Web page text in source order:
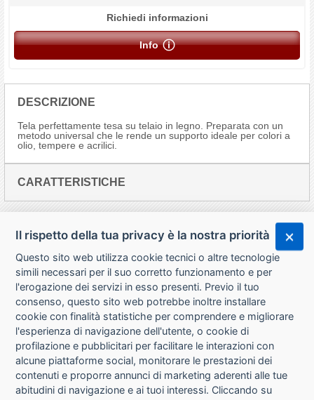
Richiedi informazioni
Info
DESCRIZIONE
Tela perfettamente tesa su telaio in legno. Preparata con un
metodo universal che le rende un supporto ideale per colori a
olio, tempere e acrilici.
CARATTERISTICHE
CHI SIAMO
CONTATTI
Il rispetto della tua privacy è la nostra priorità
Questo sito web utilizza cookie tecnici o altre tecnologie
simili necessari per il suo corretto funzionamento e per
l'erogazione dei servizi in esso presenti. Previo il tuo
consenso, questo sito web potrebbe inoltre installare
cookie con finalità statistiche per comprendere e migliorare
l'esperienza di navigazione dell'utente, o cookie di
profilazione e pubblicitari per facilitare le interazioni con
alcune piattaforme social, monitorare le prestazioni dei
contenuti e proporre annunci di marketing aderenti alle tue
abitudini di navigazione e ai tuoi interessi. Cliccando su